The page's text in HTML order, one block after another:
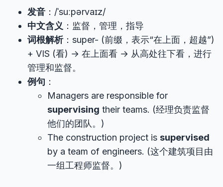
发音 ：/ˈsuːpərvaɪz/
中文含义 ：监督，管理，指导
词根解析：super- (前缀，表示“在上面，超越”)
+ VIS (看) → 在上面看 → 从高处往下看，进行
管理和监督。
例句 ：
Managers are responsible for
supervising their teams. (经理负责监督
他们的团队。)
The construction project is supervised
by a team of engineers. (这个建筑项目由
一组工程师监督。)